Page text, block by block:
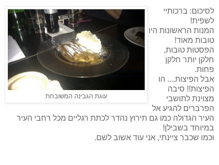
עוגת הגבינה המשובחת
לסיכום: ברכותיי
לשפית!
המנות הראשונות היו
טובות מאוד!
הפסטות טובות,
חלקן יותר חלקן
פחות.
אבל הפיצות.... הו
הפיצות!! סיבה
מצוינת לתושבי
הפרברים להגיע אל
העיר הגדולה כמו גם תירוץ נהדר לכתת רגליים מכל רחבי העיר
במיוחד בשבילן!
וכמו שכבר ציינתי, אני עוד אשוב לשם.